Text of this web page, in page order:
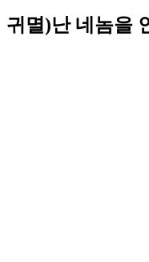
귀멸)난 네놈을